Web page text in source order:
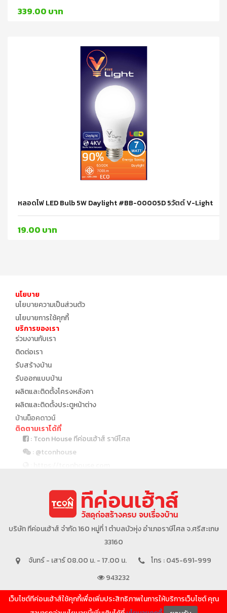
339.00 บาท
หลอดไฟ LED Bulb 5W Daylight #BB-00005D 5วัตต์ V-Light
19.00 บาท
นโยบาย
นโยบายความเป็นส่วนตัว
นโยบายการใช้คุกกี้
บริการของเรา
ร่วมงานกับเรา
ติดต่อเรา
รับสร้างบ้าน
รับออกแบบบ้าน
ผลิตและติดตั้งโครงหลังคา
ผลิตและติดตั้งประตูหน้าต่าง
บ้านน็อคดาวน์
ติดตามเราได้ที่
: Tcon House ทีค่อนเฮ้าส์ ราษีไศล
: @tconhouse
บริษัทในเครือ
บริษัท ทีค่อนเฮ้าส์ จำกัด 160 หมู่ที่ 1 ตำบลบัวหุ่ง อำเภอราษีไศล จ.ศรีสะเกษ
33160
จันทร์ - เสาร์ 08.00 น. - 17.00 น.
โทร : 045-691-999
943232
เว็บไซต์ทีค่อนเฮ้าส์ใช้คุกกี้เพื่อเพิ่มประสิทธิภาพในการให้บริการเว็บไซต์ คุณ